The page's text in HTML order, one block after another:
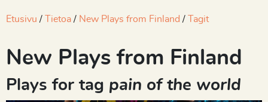
Etusivu Tietoa New Plays from Finland Tagit
New Plays from Finland
Plays for tag pain of the world